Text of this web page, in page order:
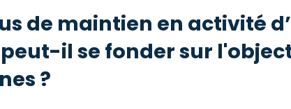
de maintien en activité
peut-il se fonder sur
?